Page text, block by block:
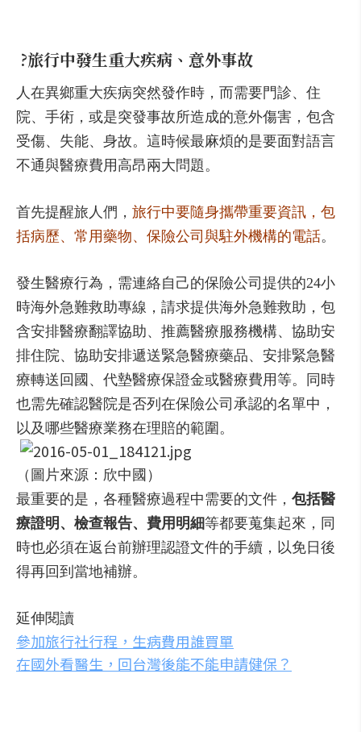
?旅行中發生重大疾病、意外事故
人在異鄉重大疾病突然發作時，而需要門診、住
院、手術，或是突發事故所造成的意外傷害，包含
受傷、失能、身故。這時候最麻煩的是要面對語言
不通與醫療費用高昂兩大問題。
首先提醒旅人們， 旅行中要隨身攜帶重要資訊，包
括病歷、常用藥物、保險公司與駐外機構的電話。
發生醫療行為，需連絡自己的保險公司提供的24小
時海外急難救助專線，請求提供海外急難救助，包
含安排醫療翻譯協助、推薦醫療服務機構、協助安
排住院、協助安排遞送緊急醫療藥品、安排緊急醫
療轉送回國、代墊醫療保證金或醫療費用等。同時
也需先確認醫院是否列在保險公司承認的名單中，
以及哪些醫療業務在理賠的範圍。
（圖片來源：欣中國）
最重要的是，各種醫療過程中需要的文件， 包括醫
療證明、檢查報告、費用明細等都要蒐集起來，同
時也必須在返台前辦理認證文件的手續，以免日後
得再回到當地補辦。
延伸閱讀
參加旅行社行程，生病費用誰買單
在國外看醫生，回台灣後能不能申請健保？